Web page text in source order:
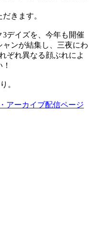
きます。
デイズを、今年も開催
ンが結集し、三夜にわ
ぞれ異なる顔ぶれによ
。
アーカイブ配信ページ